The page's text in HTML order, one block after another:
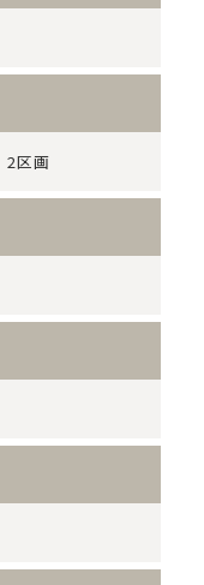
2区画